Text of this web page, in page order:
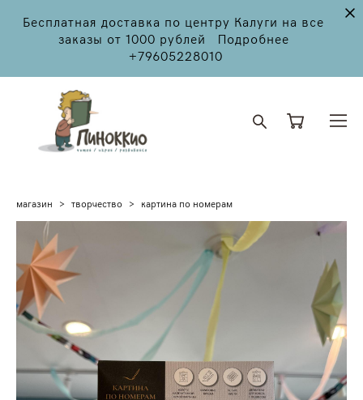
Бесплатная доставка по центру Калуги на все
заказы от 1000 рублей Подробнее
+79605228010
магазин > творчество > картина по номерам